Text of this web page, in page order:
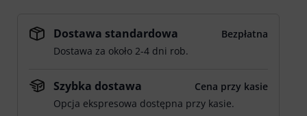
Dostawa standardowa
Bezpłatna
Dostawa za około 2-4 dni rob.
Szybka dostawa
Cena przy kasie
Opcja ekspresowa dostępna przy kasie.